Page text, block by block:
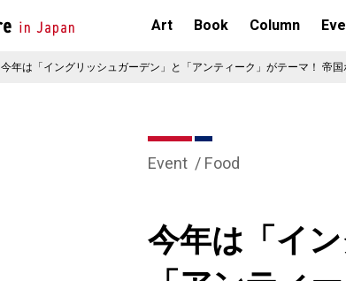
Art Book Column
今年は「イングリッシュガーデン」と「アンティーク」がテーマ！ 帝
Event Food
今年は「イ